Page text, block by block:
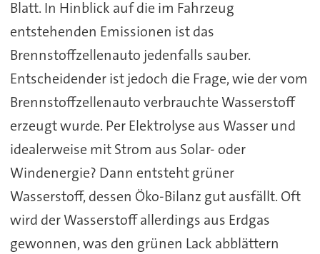
Blatt. In Hinblick auf die im Fahrzeug
entstehenden Emissionen ist das
Brennstoffzellenauto jedenfalls sauber.
Entscheidender ist jedoch die Frage, wie der vom
Brennstoffzellenauto verbrauchte Wasserstoff
erzeugt wurde. Per Elektrolyse aus Wasser und
idealerweise mit Strom aus Solar- oder
Windenergie? Dann entsteht grüner
Wasserstoff, dessen Öko-Bilanz gut ausfällt. Oft
wird der Wasserstoff allerdings aus Erdgas
gewonnen, was den grünen Lack abblättern